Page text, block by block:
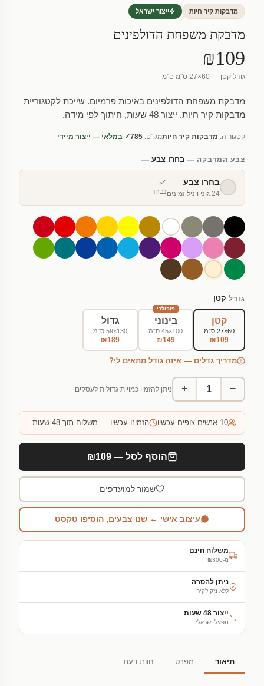
מדבקות קיר חיות ייצור ישראל
מדבקת משפחת הדולפינים
₪109
גודל קטן — 60×27 ס"מ ס"מ
מדבקת משפחת הדולפינים באיכות פרמיום. שייכת לקטגוריית
מדבקות קיר חיות. ייצור 48 שעות, חיתוך לפי מידה.
קטגוריה: מדבקות קיר חיותמק"ט: 785✓ במלאי — ייצור מיידי
צבע המדבקה— בחרו צבע —
בחרו צבע
24 גוני ויניל זמינים נבחר
גודל קטן
קטן
60×27 ס"מ
₪109
פופולרי
בינוני
100×45 ס"מ
₪149
גדול
130×59 ס"מ
₪189
מדריך גדלים — איזה גודל מתאים לי?
−
+ ניתן להזמין כמויות גדולות לעסקים
10 אנשים צופים עכשיו הזמינו עכשיו — משלוח תוך 48 שעות
הוסף לסל — ₪109
שמור למועדפים
עיצוב אישי ← שנו צבעים, הוסיפו טקסט
משלוח חינם
מ-₪300
ניתן להסרה
ללא נזק לקיר
ייצור 48 שעות
מפעל ישראלי
תיאור מפרט חוות דעת